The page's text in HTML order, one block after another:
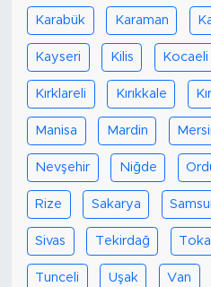
Karabük Karaman
Kayseri Kilis Kocaeli
Kırklareli Kırıkkale
Manisa Mardin
Nevşehir Niğde
Rize Sakarya
Sivas Tekirdağ
Tunceli Uşak Van